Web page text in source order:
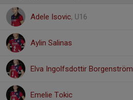
Adele Isovic, U16
Aylin Salinas
Elva Ingolfsdottir Borgenström
Emelie Tokic